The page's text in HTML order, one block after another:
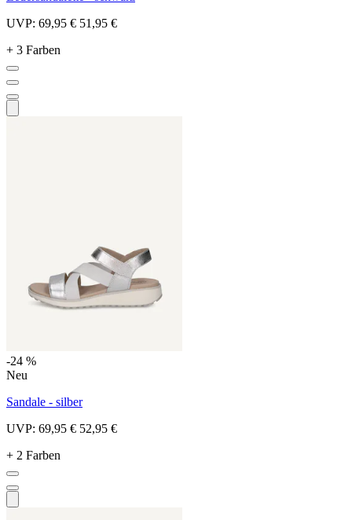
UVP: 69,95 € 51,95 €
+ 3 Farben
-24 %
Neu
Sandale - silber
UVP: 69,95 € 52,95 €
+ 2 Farben